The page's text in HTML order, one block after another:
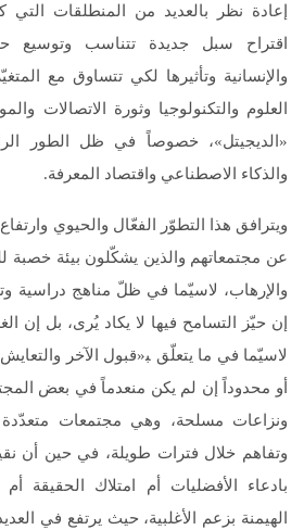
إعادة نظر بالعديد من المنطلقات التي
اقتراح سبل جديدة تتناسب وتوسيع
والإنسانية وتأثيرها لكي تتساوق مع
العلوم والتكنولوجيا وثورة الاتصالات
«الديجيتل»، خصوصاً في ظل الطور
والذكاء الاصطناعي واقتصاد المعرفة.
ويترافق هذا التطوّر الفعّال والحيوي
عن مجتمعاتهم والذين يشكّلون بيئة
والإرهاب، لاسيّما في ظلّ مناهج دراسية
إن حيّز التسامح فيها لا يكاد يُرى، بل إن
لاسيّما في ما يتعلّق ﺒ«قبول الآخر
أو محدوداً إن لم يكن منعدماً في بعض
ونزاعات مسلحة، وهي مجتمعات
وتفاهم خلال فترات طويلة، في حين أن
بادعاء الأفضليات أم امتلاك الحقيقة
الهيمنة بزعم الأغلبية، حيث يرتفع في